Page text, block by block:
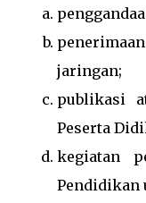
jaringan;
publikasi
Peserta
kegiatan
Pendidikan